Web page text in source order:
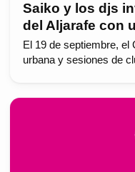
Saiko y los djs
del Aljarafe con
El 19 de septiembre, el
urbana y sesiones de